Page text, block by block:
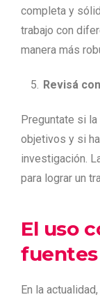
completa y
trabajo con
manera más
Revisá
Preguntate si
objetivos y si
investigación.
para lograr un
El uso
En la